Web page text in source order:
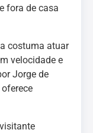
fora de casa
costuma atuar
velocidade e
Jorge de